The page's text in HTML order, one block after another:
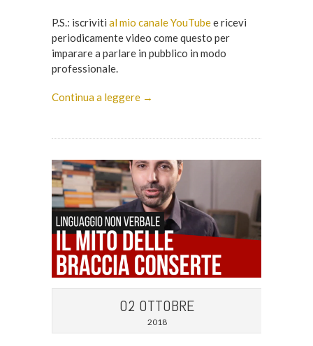
P.S.: iscriviti al mio canale YouTubee ricevi
periodicamente video come questo per
imparare a parlare in pubblico in modo
professionale.
Continua a leggere →
02 OTTOBRE
2018